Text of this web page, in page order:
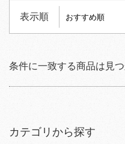
表示順
条件に一致する商品は見
カテゴリから探す